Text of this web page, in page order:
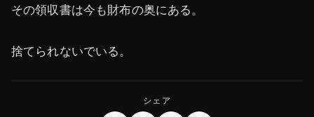
その領収書は今も財布の奥にある。
捨てられないでいる。